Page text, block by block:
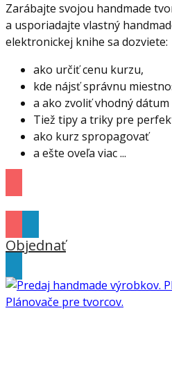
Zarábajte svojou handmade
a usporiadajte vlastný
elektronickej knihe sa dozviete:
ako určiť cenu kurzu,
kde nájsť správnu
a ako zvoliť vhodný dátum
Tiež tipy a triky pre
ako kurz spropagovať
a ešte oveľa viac ...
Objednať